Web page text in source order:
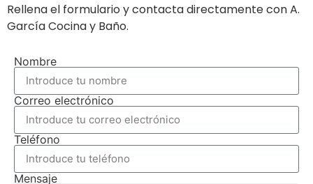
Rellena el formulario y contacta directamente con A.
García Cocina y Baño.
Nombre
Correo electrónico
Teléfono
Mensaje